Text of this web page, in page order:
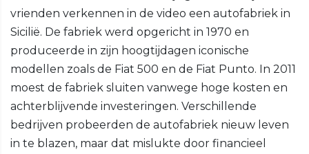
vrienden verkennen in de video een autofabriek in
Sicilië. De fabriek werd opgericht in 1970 en
produceerde in zijn hoogtijdagen iconische
modellen zoals de Fiat 500 en de Fiat Punto. In 2011
moest de fabriek sluiten vanwege hoge kosten en
achterblijvende investeringen. Verschillende
bedrijven probeerden de autofabriek nieuw leven
in te blazen, maar dat mislukte door financieel